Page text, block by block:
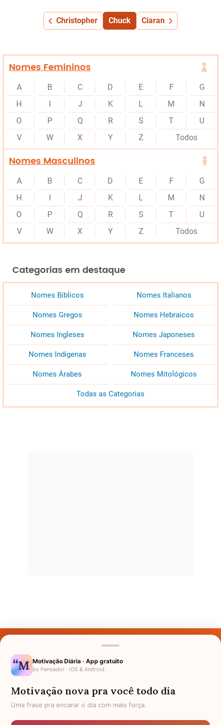
Christopher Chuck Ciaran
Nomes Femininos
A B C D E F
G
H
I J K L M
N
O
P Q R S T
U
V
W X Y Z Todos
Nomes Masculinos
A B C D E F
G
H
I J K L M
N
O
P Q R S T
U
V
W X Y Z Todos
Categorias em destaque
Nomes Bíblicos Nomes Italianos
Nomes Gregos Nomes Hebraicos
Nomes Ingleses Nomes Japoneses
Nomes Indígenas Nomes Franceses
Nomes Árabes Nomes Mitológicos
Todas as Categorias
Nomes pelo Mundo
Política de Privacidade
Motivação Diária · App gratuito
by Pensador · iOS & Android
Motivação nova pra você todo dia
Uma frase pra encarar o dia com mais força.